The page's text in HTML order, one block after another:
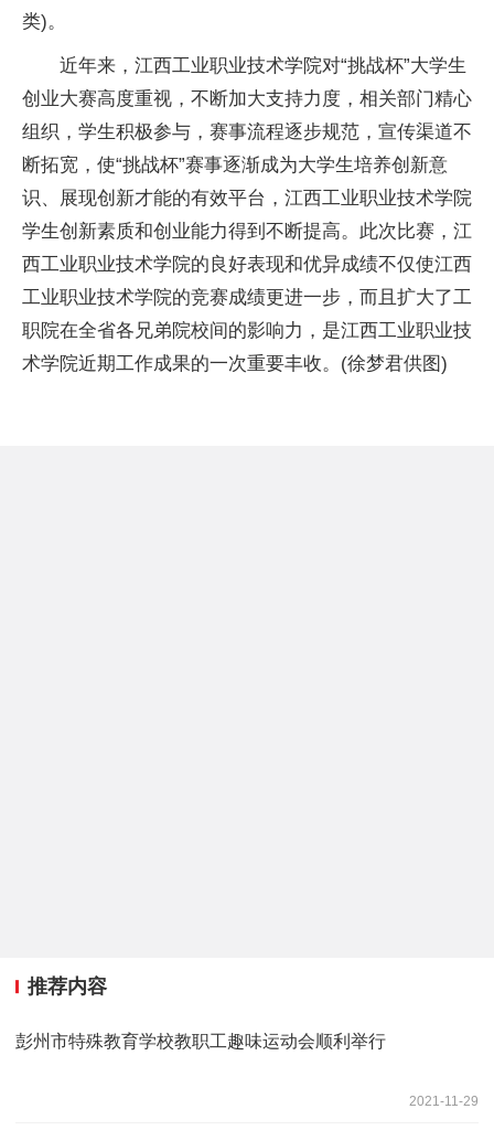
类)。
近年来，江西工业职业技术学院对“挑战杯”大学生
创业大赛高度重视，不断加大支持力度，相关部门精心
组织，学生积极参与，赛事流程逐步规范，宣传渠道不
断拓宽，使“挑战杯”赛事逐渐成为大学生培养创新意
识、展现创新才能的有效平台，江西工业职业技术学院
学生创新素质和创业能力得到不断提高。此次比赛，江
西工业职业技术学院的良好表现和优异成绩不仅使江西
工业职业技术学院的竞赛成绩更进一步，而且扩大了工
职院在全省各兄弟院校间的影响力，是江西工业职业技
术学院近期工作成果的一次重要丰收。(徐梦君供图)
推荐内容
彭州市特殊教育学校教职工趣味运动会顺利举行
2021-11-29